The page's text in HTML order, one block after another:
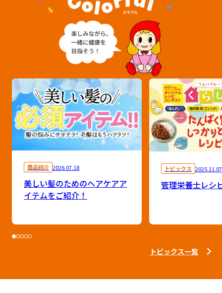
商品紹介 2026.07.18
美しい髪のためのヘアケアア
イテムをご紹介！
トピックス 2025.11.07
管理栄養士レシ
トピックス一覧